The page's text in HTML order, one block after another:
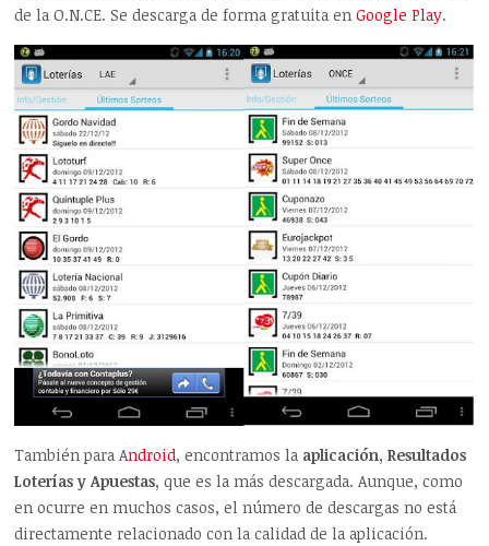
de la O.N.CE. Se descarga de forma gratuita enGoogle Play.
También para Android, encontramos la aplicación, Resultados
Loterías y Apuestas, que es la más descargada. Aunque, como
en ocurre en muchos casos, el número de descargas no está
directamente relacionado con la calidad de la aplicación.